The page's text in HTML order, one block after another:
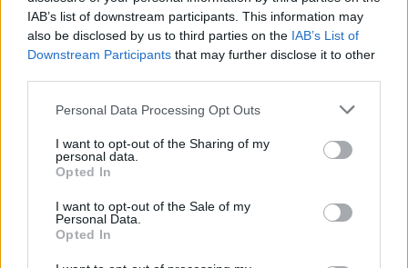
IAB’s list of downstream participants. This information may
also be disclosed by us to third parties on the IAB’s List of
Downstream Participants that may further disclose it to other
Personal Data Processing Opt Outs
I want to opt-out of the Sharing of my
personal data.
Opted In
I want to opt-out of the Sale of my
Personal Data.
Opted In